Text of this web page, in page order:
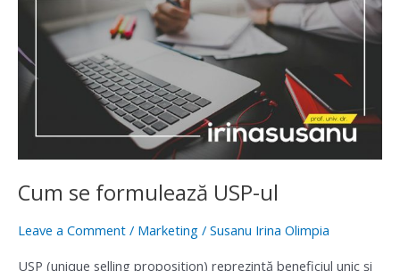
Cum se formulează USP-ul
Leave a Comment / Marketing / Susanu Irina Olimpia
USP (unique selling proposition) reprezintă beneficiul unic și
formulează
USP-